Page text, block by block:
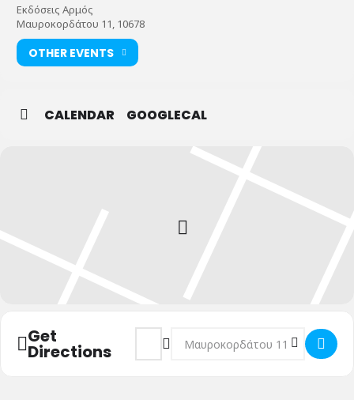
Εκδόσεις Αρμός
Μαυροκορδάτου 11, 10678
OTHER EVENTS
CALENDAR GOOGLECAL
Get
Directions
Address - "Ο γρίφος του νοήματος" του
Destination Address - "Ο γρίφος